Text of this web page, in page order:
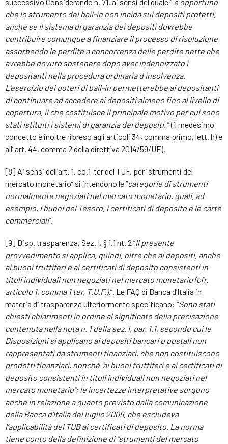
che lo strumento del bail-in non incida sui depositi protetti,
anche se il sistema di garanzia dei depositi dovrebbe
contribuire comunque a finanziare il processo di risoluzione
assorbendo le perdite a concorrenza delle perdite nette che
avrebbe dovuto sostenere dopo aver indennizzato i
depositanti nella procedura ordinaria d insolvenza.
L’esercizio dei poteri di bail-in permetterebbe ai depositanti
di continuare ad accedere ai depositi almeno fino al livello di
copertura, il che costituisce il principale motivo per cui sono
stati istituiti i sistemi di garanzia dei depositi.“ (il medesimo
concetto è inoltre ripreso agli articoli 34, comma primo, lett. h) e
all’ art. 44, comma 2 della direttiva 2014/59/UE).
[8] Ai sensi dell’art. 1, co.1-ter del TUF, per “strumenti del
mercato monetario” si intendono le “categorie di strumenti
normalmente negoziati nel mercato monetario, quali, ad
esempio, i buoni del Tesoro, i certificati di deposito e le carte
commerciali”.
[9] Disp. trasparenza, Sez. I, § 1.1 nt. 2 “Il presente
provvedimento si applica, quindi, oltre che ai depositi, anche
ai buoni fruttiferi e ai certificati di deposito consistenti in
titoli individuali non negoziati nel mercato monetario (cfr.
articolo 1, comma 1 ter, T.U.F.).”. Le FAQ di Banca d’Italia in
materia di trasparenza ulteriormente specificano: “Sono stati
chiesti chiarimenti in ordine al significato della precisazione
contenuta nella nota n. 1 della sez. I, par. 1.1, secondo cui le
Disposizioni si applicano ai depositi bancari o postali non
rappresentati da strumenti finanziari, che non costituiscono
prodotti finanziari, nonché “ai buoni fruttiferi e ai certificati di
deposito consistenti in titoli individuali non negoziati nel
mercato monetario”; le incertezze interpretative sorgono
anche in relazione a quanto previsto dalla comunicazione
della Banca d’Italia del luglio 2006, che escludeva
l’applicabilità del TUB ai certificati di deposito. La norma
tiene conto della definizione di “strumenti del mercato